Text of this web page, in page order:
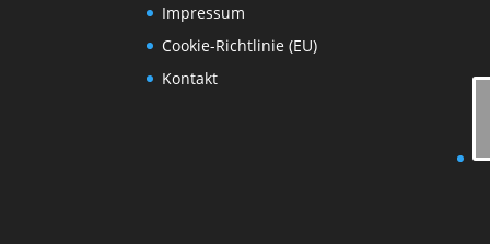
Impressum
Cookie-Richtlinie (EU)
Kontakt